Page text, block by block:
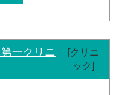
一クリニ
[クリニ
ック]